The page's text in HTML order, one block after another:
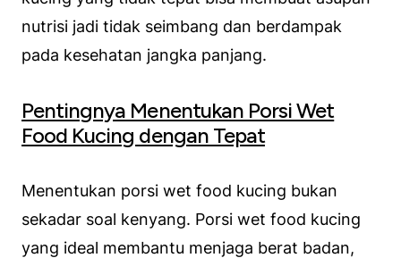
nutrisi jadi tidak seimbang dan berdampak
pada kesehatan jangka panjang.
Pentingnya Menentukan Porsi Wet
Food Kucing dengan Tepat
Menentukan porsi wet food kucing bukan
sekadar soal kenyang. Porsi wet food kucing
yang ideal membantu menjaga berat badan,